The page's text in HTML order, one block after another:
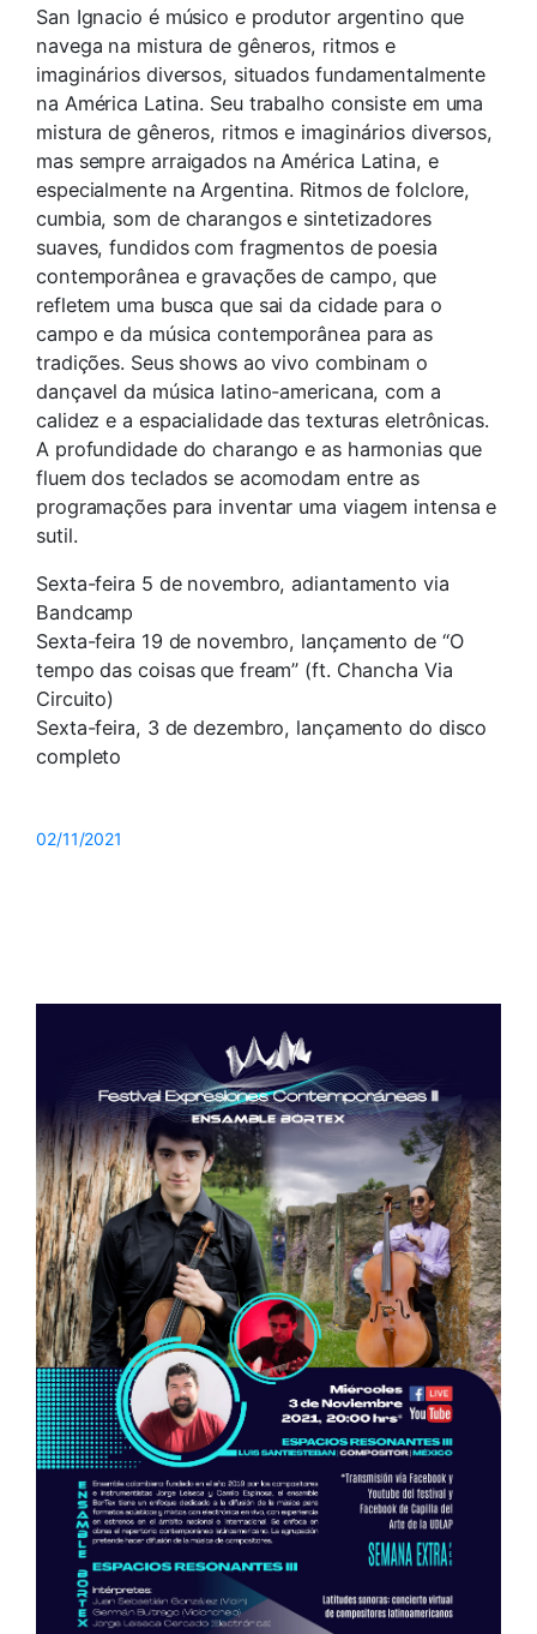
San Ignacio é músico e produtor argentino que
navega na mistura de gêneros, ritmos e
imaginários diversos, situados fundamentalmente
na América Latina. Seu trabalho consiste em uma
mistura de gêneros, ritmos e imaginários diversos,
mas sempre arraigados na América Latina, e
especialmente na Argentina. Ritmos de folclore,
cumbia, som de charangos e sintetizadores
suaves, fundidos com fragmentos de poesia
contemporânea e gravações de campo, que
refletem uma busca que sai da cidade para o
campo e da música contemporânea para as
tradições. Seus shows ao vivo combinam o
dançavel da música latino-americana, com a
calidez e a espacialidade das texturas eletrônicas.
A profundidade do charango e as harmonias que
fluem dos teclados se acomodam entre as
programações para inventar uma viagem intensa e
sutil.
Sexta-feira 5 de novembro, adiantamento via
Bandcamp
Sexta-feira 19 de novembro, lançamento de “O
tempo das coisas que fream” (ft. Chancha Via
Circuito)
Sexta-feira, 3 de dezembro, lançamento do disco
completo
02/11/2021